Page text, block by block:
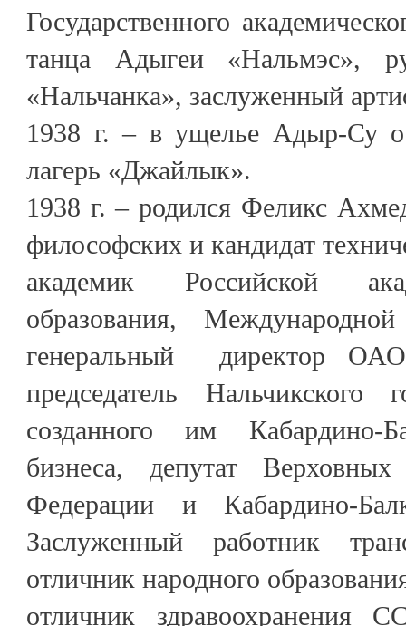
Государственного
танца Адыгеи «Нальмэс»,
«Нальчанка», заслуженный
1938 г. – в ущелье Адыр-Су
лагерь «Джайлык».
1938 г. – родился Феликс
философских и кандидат
академик Российской
образования,
генеральный директор ОАО
председатель Нальчикского
созданного им Кабардино-
бизнеса, депутат
Федерации и Кабардино-
Заслуженный работник
отличник народного
отличник здравоохранения